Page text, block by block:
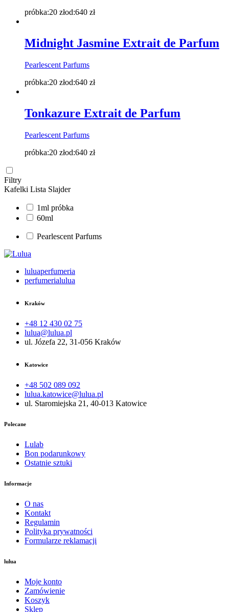
próbka:20 złod:640 zł
Midnight Jasmine Extrait de Parfum
Pearlescent Parfums
próbka:20 złod:640 zł
Tonkazure Extrait de Parfum
Pearlescent Parfums
próbka:20 złod:640 zł
Filtry
Kafelki Lista Slajder
1ml próbka
60ml
Pearlescent Parfums
luluaperfumeria
perfumerialulua
Kraków
+48 12 430 02 75
lulua@lulua.pl
ul. Józefa 22, 31-056 Kraków
Katowice
+48 502 089 092
lulua.katowice@lulua.pl
ul. Staromiejska 21, 40-013 Katowice
Polecane
Lulab
Bon podarunkowy
Ostatnie sztuki
Informacje
O nas
Kontakt
Regulamin
Polityka prywatności
Formularze reklamacji
lulua
Moje konto
Zamówienie
Koszyk
Sklep